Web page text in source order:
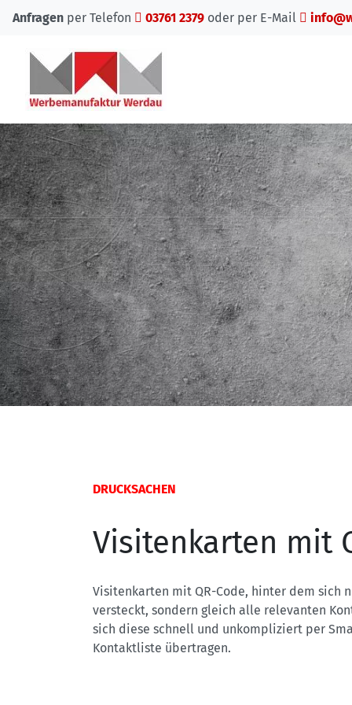
Anfragen per Telefon 03761 2379 oder per E-Mail
DRUCKSACHEN
Visitenkarten mit
Visitenkarten mit QR-Code, hinter dem sich
versteckt, sondern gleich alle relevanten
sich diese schnell und unkompliziert per
Kontaktliste übertragen.